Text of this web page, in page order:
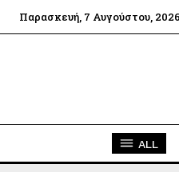
Παρασκευή, 7 Αυγούστου, 2026
ALL